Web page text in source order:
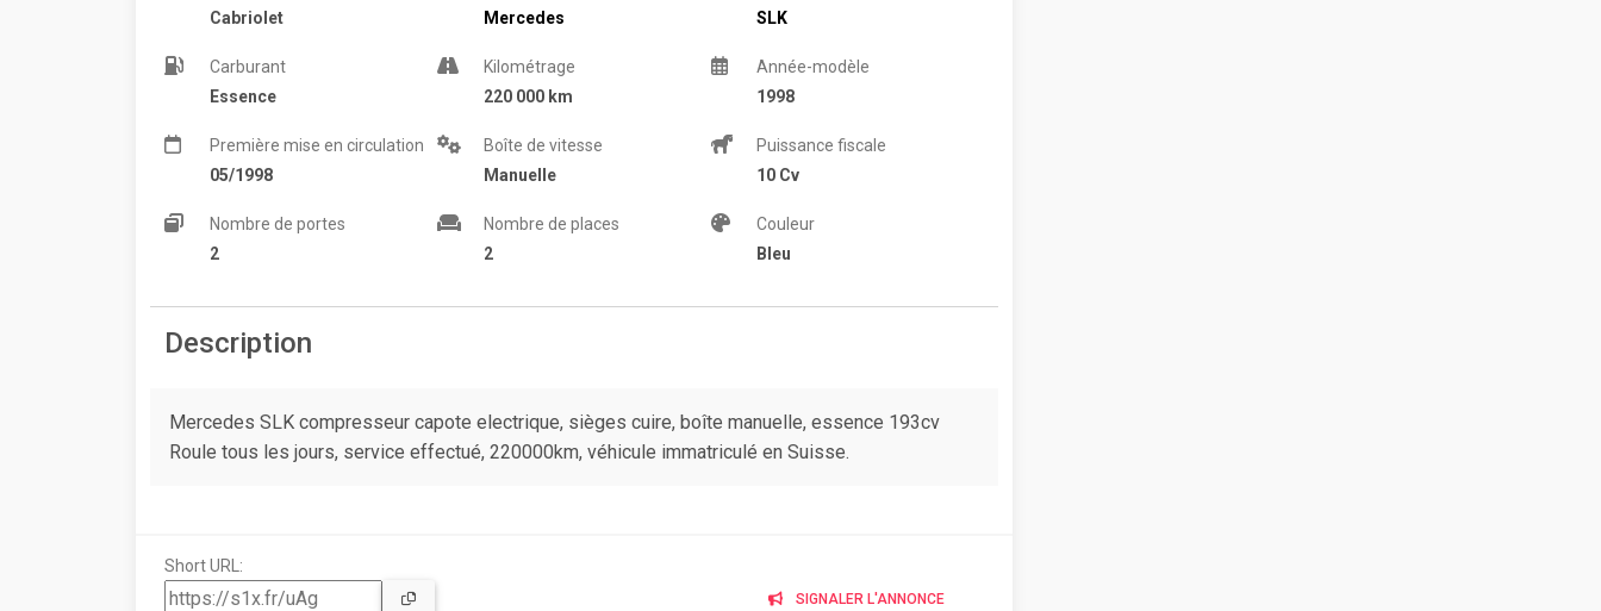
Cabriolet
Mercedes
SLK
Carburant
Essence
Kilométrage
220 000 km
Année-modèle
1998
Première mise en circulation
05/1998
Boîte de vitesse
Manuelle
Puissance fiscale
10 Cv
Nombre de portes
2
Nombre de places
2
Couleur
Bleu
Description
Mercedes SLK compresseur capote electrique, sièges cuire, boîte manuelle, essence 193cv
Roule tous les jours, service effectué, 220000km, véhicule immatriculé en Suisse.
Short URL:
SIGNALER L'ANNONCE